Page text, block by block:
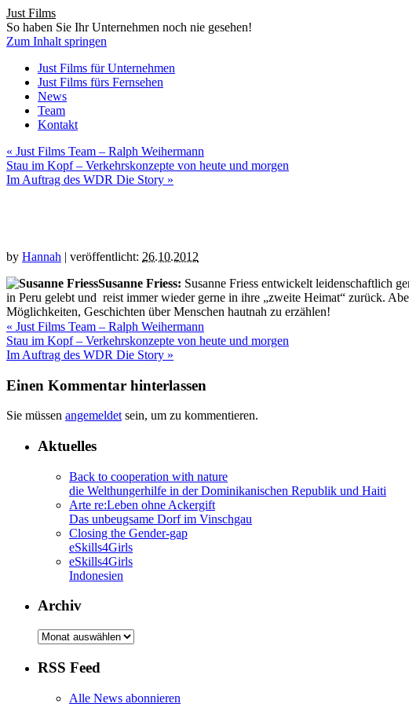
Just Films
So haben Sie Ihr Unternehmen noch nie gesehen!
Zum Inhalt springen
Just Films für Unternehmen
Just Films fürs Fernsehen
News
Team
Kontakt
« Just Films Team – Ralph Weihermann
Stau im Kopf – Verkehrskonzepte von heute und morgen
Im Auftrag des WDR Die Story »
by Hannah | veröffentlicht: 26.10.2012
Susanne Friess: Susanne Friess entwickelt leidenschaftlich
in Peru gelebt und reist immer wieder gerne in ihre „zweite Heimat“ zurück.
Möglichkeiten, Geschichten über Menschen hautnah zu erzählen!
« Just Films Team – Ralph Weihermann
Stau im Kopf – Verkehrskonzepte von heute und morgen
Im Auftrag des WDR Die Story »
Einen Kommentar hinterlassen
Sie müssen angemeldet sein, um zu kommentieren.
Aktuelles
Back to cooperation with nature
die Welthungerhilfe in der Dominikanischen Republik und Haiti
Arte re:Leben ohne Ackergift
Das unbeugsame Dorf im Vinschgau
Closing the Gender-gap
eSkills4Girls
eSkills4Girls
Indonesien
Archiv
Archiv
RSS Feed
Alle News abonnieren